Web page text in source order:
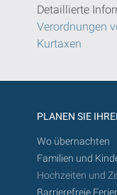
Detaillierte
Verordnungen
Kurtaxen
PLANEN SIE
Wo übernachten
Familien und
Hochzeiten und
Barrierefreie